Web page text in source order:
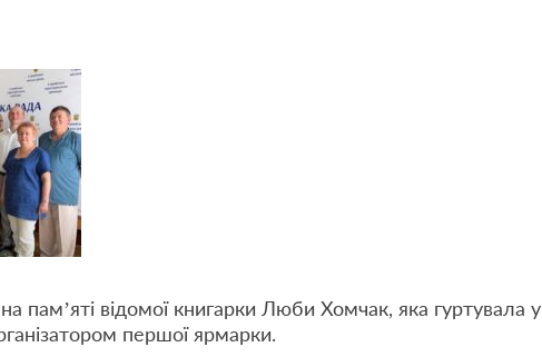
пам’яті відомої книгарки Люби Хомчак, яка гуртувала у
першої ярмарки.